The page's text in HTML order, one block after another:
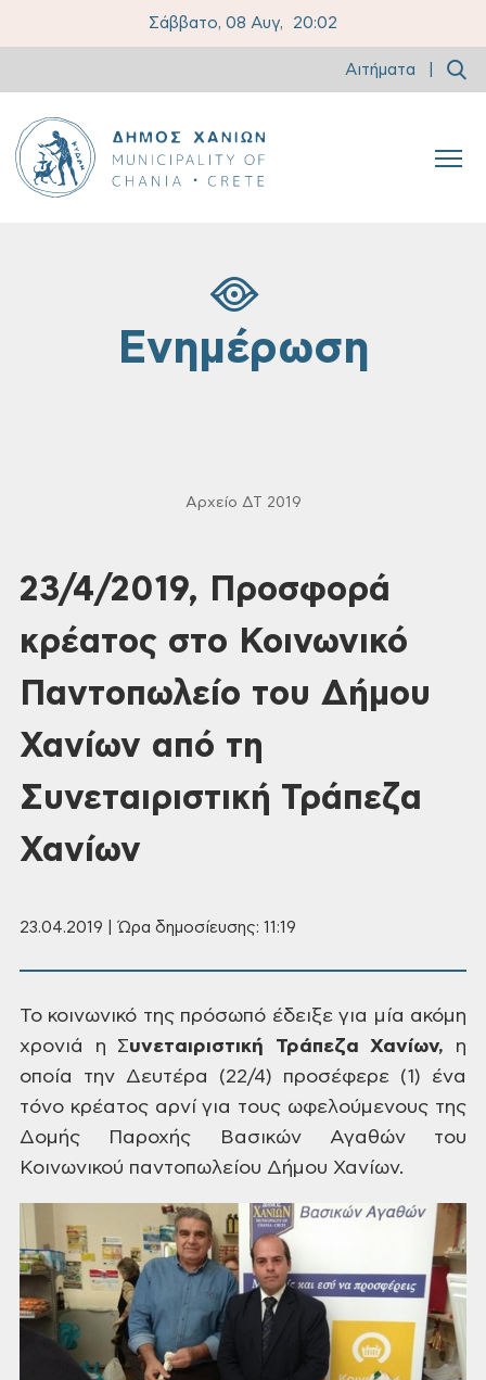
Σάββατο, 08 Αυγ, 20:02
Αιτήματα
Ενημέρωση
Αρχείο ΔΤ 2019
23/4/2019, Προσφορά
κρέατος στο Κοινωνικό
Παντοπωλείο του Δήμου
Χανίων από τη
Συνεταιριστική Τράπεζα
Χανίων
23.04.2019 | Ώρα δημοσίευσης: 11:19
Το κοινωνικό της πρόσωπό έδειξε για μία ακόμη
χρονιά η Συνεταιριστική Τράπεζα Χανίων, η
οποία την Δευτέρα (22/4) προσέφερε (1) ένα
τόνο κρέατος αρνί για τους ωφελούμενους της
Δομής Παροχής ΒασικώνΑγαθών του
Κοινωνικού παντοπωλείου Δήμου Χανίων.